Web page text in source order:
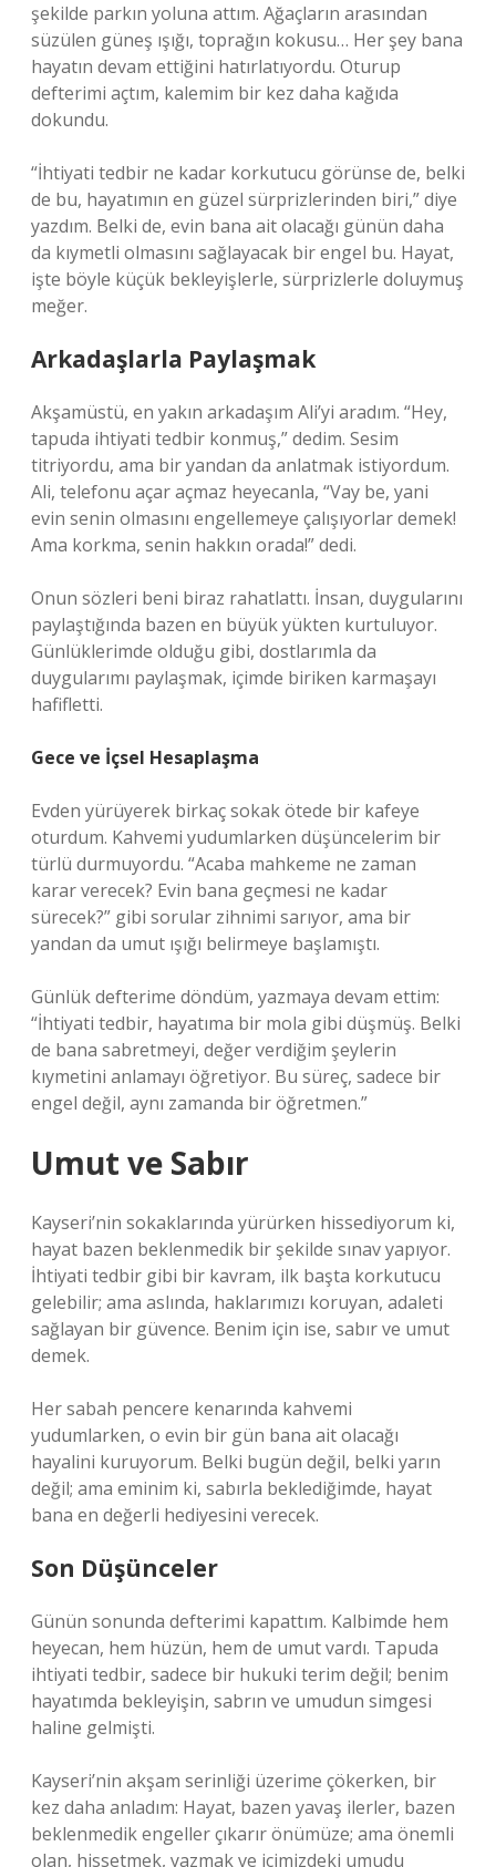
şekilde parkın yoluna attım. Ağaçların arasından
süzülen güneş ışığı, toprağın kokusu… Her şey bana
hayatın devam ettiğini hatırlatıyordu. Oturup
defterimi açtım, kalemim bir kez daha kağıda
dokundu.
“İhtiyati tedbir ne kadar korkutucu görünse de, belki
de bu, hayatımın en güzel sürprizlerinden biri,” diye
yazdım. Belki de, evin bana ait olacağı günün daha
da kıymetli olmasını sağlayacak bir engel bu. Hayat,
işte böyle küçük bekleyişlerle, sürprizlerle doluymuş
meğer.
Arkadaşlarla Paylaşmak
Akşamüstü, en yakın arkadaşım Ali’yi aradım. “Hey,
tapuda ihtiyati tedbir konmuş,” dedim. Sesim
titriyordu, ama bir yandan da anlatmak istiyordum.
Ali, telefonu açar açmaz heyecanla, “Vay be, yani
evin senin olmasını engellemeye çalışıyorlar demek!
Ama korkma, senin hakkın orada!” dedi.
Onun sözleri beni biraz rahatlattı. İnsan, duygularını
paylaştığında bazen en büyük yükten kurtuluyor.
Günlüklerimde olduğu gibi, dostlarımla da
duygularımı paylaşmak, içimde biriken karmaşayı
hafifletti.
Gece ve İçsel Hesaplaşma
Evden yürüyerek birkaç sokak ötede bir kafeye
oturdum. Kahvemi yudumlarken düşüncelerim bir
türlü durmuyordu. “Acaba mahkeme ne zaman
karar verecek? Evin bana geçmesi ne kadar
sürecek?” gibi sorular zihnimi sarıyor, ama bir
yandan da umut ışığı belirmeye başlamıştı.
Günlük defterime döndüm, yazmaya devam ettim:
“İhtiyati tedbir, hayatıma bir mola gibi düşmüş. Belki
de bana sabretmeyi, değer verdiğim şeylerin
kıymetini anlamayı öğretiyor. Bu süreç, sadece bir
engel değil, aynı zamanda bir öğretmen.”
Umut ve Sabır
Kayseri’nin sokaklarında yürürken hissediyorum ki,
hayat bazen beklenmedik bir şekilde sınav yapıyor.
İhtiyati tedbir gibi bir kavram, ilk başta korkutucu
gelebilir; ama aslında, haklarımızı koruyan, adaleti
sağlayan bir güvence. Benim için ise, sabır ve umut
demek.
Her sabah pencere kenarında kahvemi
yudumlarken, o evin bir gün bana ait olacağı
hayalini kuruyorum. Belki bugün değil, belki yarın
değil; ama eminim ki, sabırla beklediğimde, hayat
bana en değerli hediyesini verecek.
Son Düşünceler
Günün sonunda defterimi kapattım. Kalbimde hem
heyecan, hem hüzün, hem de umut vardı. Tapuda
ihtiyati tedbir, sadece bir hukuki terim değil; benim
hayatımda bekleyişin, sabrın ve umudun simgesi
haline gelmişti.
Kayseri’nin akşam serinliği üzerime çökerken, bir
kez daha anladım: Hayat, bazen yavaş ilerler, bazen
beklenmedik engeller çıkarır önümüze; ama önemli
olan, hissetmek, yazmak ve içimizdeki umudu